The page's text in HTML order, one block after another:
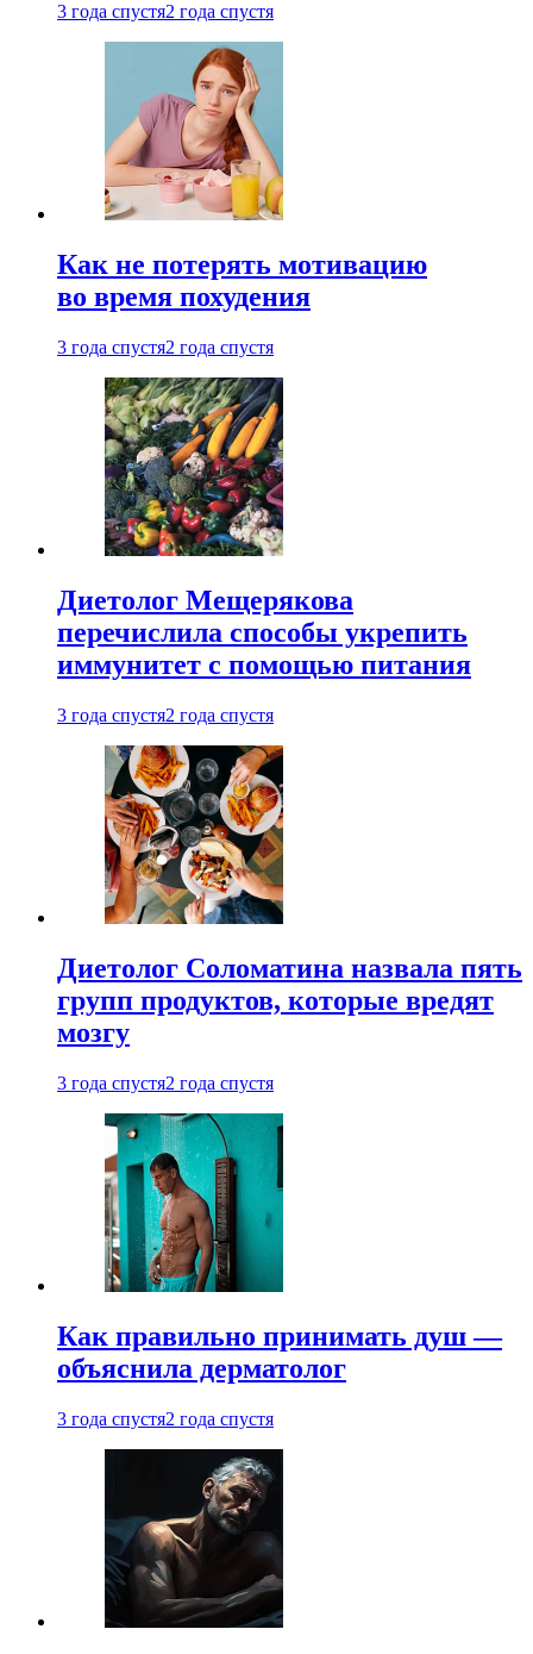
3 года спустя2 года спустя
Как не потерять мотивацию
во время похудения
3 года спустя2 года спустя
Диетолог Мещерякова
перечислила способы укрепить
иммунитет с помощью питания
3 года спустя2 года спустя
Диетолог Соломатина назвала пять
групп продуктов, которые вредят
мозгу
3 года спустя2 года спустя
Как правильно принимать душ —
объяснила дерматолог
3 года спустя2 года спустя